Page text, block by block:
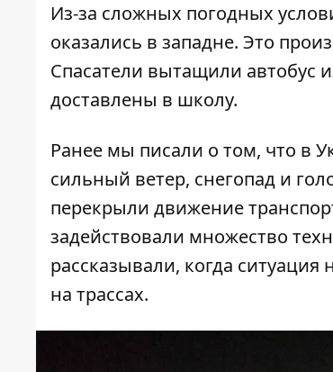
Из-за сложных погодных
оказались в западне. Это
Спасатели вытащили автобус
доставлены в школу.
Ранее мы писали о том, что в
сильный ветер, снегопад и
перекрыли движение
задействовали множество
рассказывали, когда ситуация
на трассах.